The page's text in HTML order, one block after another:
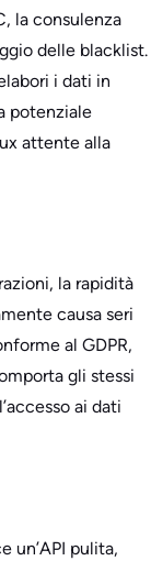
la consulenza
delle blacklist.
i dati in
potenziale
attente alla
la rapidità
causa seri
al GDPR,
gli stessi
ai dati
un’API pulita,